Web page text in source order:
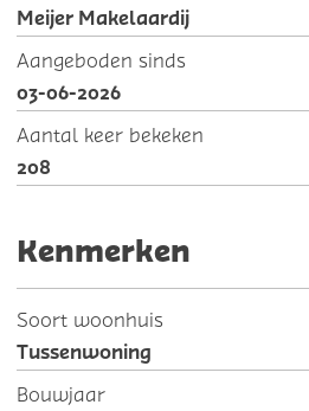
Meijer Makelaardij
Aangeboden sinds
03-06-2026
Aantal keer bekeken
208
Kenmerken
Soort woonhuis
Tussenwoning
Bouwjaar